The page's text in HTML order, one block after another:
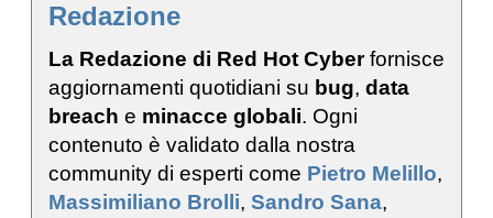
Redazione
La Redazione di Red Hot Cyberfornisce
aggiornamenti quotidiani su bug, data
breach e minacce globali. Ogni
contenuto è validato dalla nostra
community di esperti come Pietro Melillo,
Massimiliano Brolli, Sandro Sana,